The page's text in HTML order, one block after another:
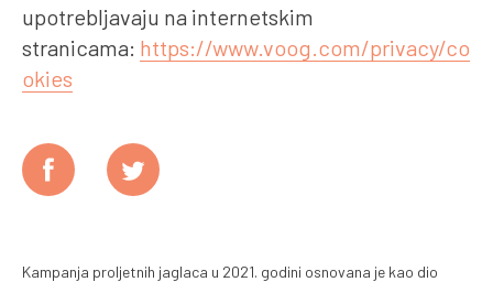
upotrebljavaju na internetskim
stranicama: https://www.voog.com/privacy/co
okies
Kampanja proljetnih jaglaca u 2021. godini osnovana je kao dio